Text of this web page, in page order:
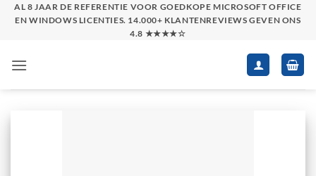
SkipAL 8 JAAR DE REFERENTIE VOOR GOEDKOPE MICROSOFT OFFICE
EN WINDOWS LICENTIES. 14.000+ KLANTENREVIEWS GEVEN ONS
4.8 ★★★★☆